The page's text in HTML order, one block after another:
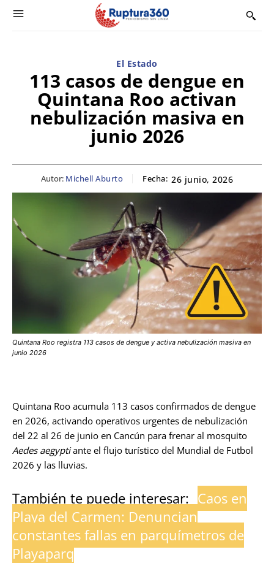
El Estado
113 casos de dengue en
Quintana Roo activan
nebulización masiva en
junio 2026
Autor: Michell Aburto Fecha: 26 junio, 2026
Quintana Roo registra 113 casos de dengue y activa nebulización masiva en
junio 2026
Quintana Roo acumula 113 casos confirmados de dengue
en 2026, activando operativos urgentes de nebulización
del 22 al 26 de junio en Cancún para frenar al mosquito
Aedes aegyptiante el flujo turístico del Mundial de Futbol
2026 y las lluvias.
También te puede interesar: Caos en
Playa del Carmen: Denuncian
constantes fallas en parquímetros de
Playaparq